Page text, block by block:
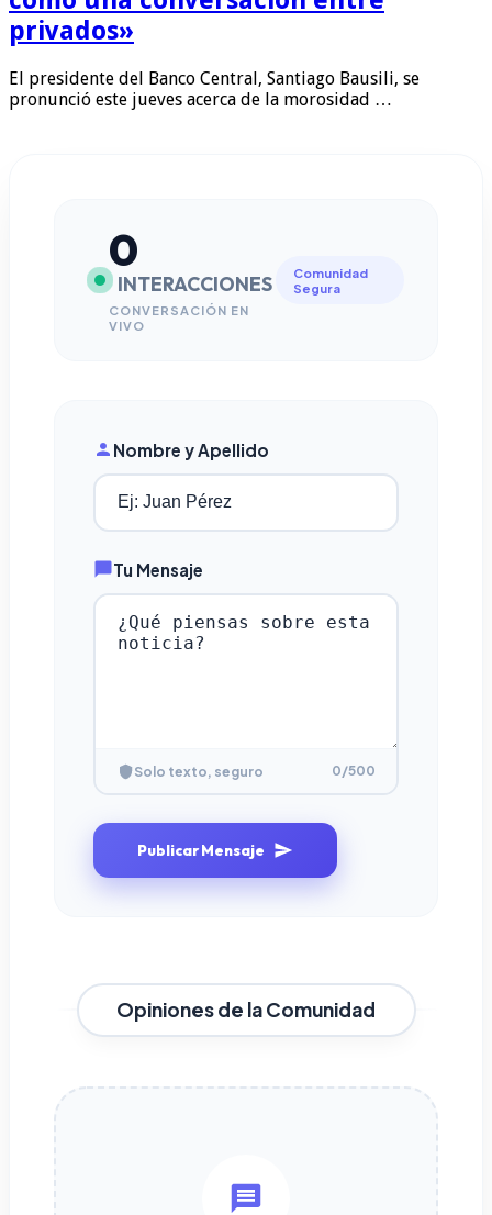
privados»
El presidente del Banco Central, Santiago Bausili, se
pronunció este jueves acerca de la morosidad …
0
INTERACCIONES
CONVERSACIÓN EN
VIVO
Comunidad
Segura
Nombre y Apellido
Tu Mensaje
Solo texto, seguro 0/500
Publicar Mensaje
Opiniones de la Comunidad